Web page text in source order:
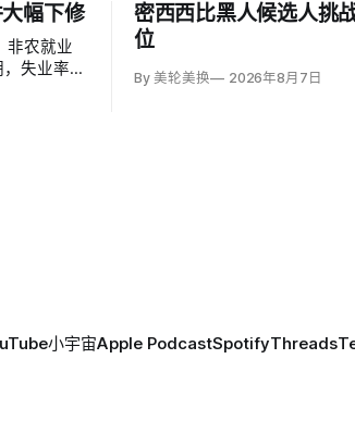
幅下修
非农就业
失业率却
，为五
密西西比黑人候选人挑
位
By 美轮美换 2026年8月7日
小宇宙Apple PodcastSpotifyThreads